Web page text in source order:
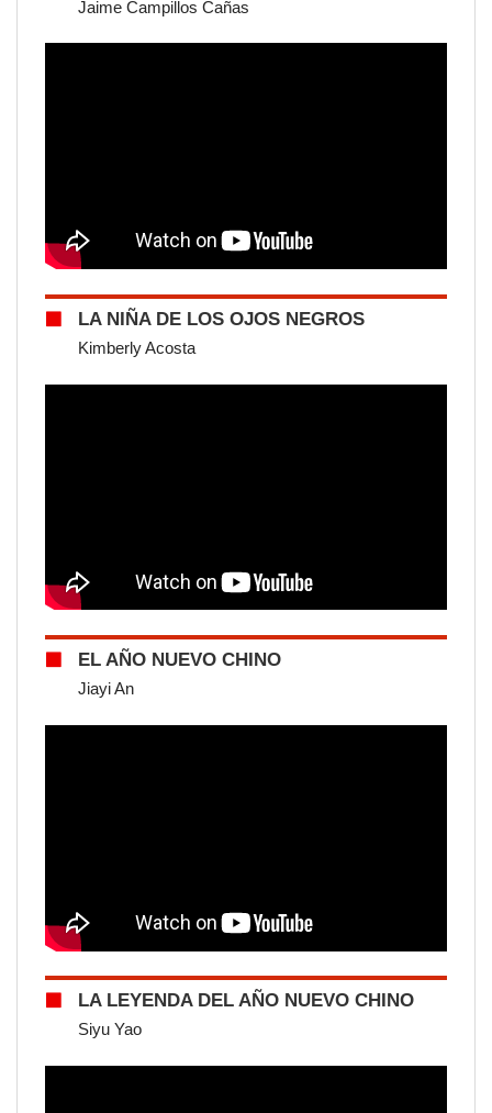
Jaime Campillos Cañas
LA NIÑA DE LOS OJOS NEGROS
Kimberly Acosta
EL AÑO NUEVO CHINO
Jiayi An
LA LEYENDA DEL AÑO NUEVO CHINO
Siyu Yao